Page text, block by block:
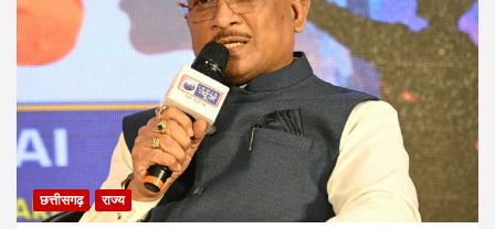
छत्तीसगढ़ राज्य